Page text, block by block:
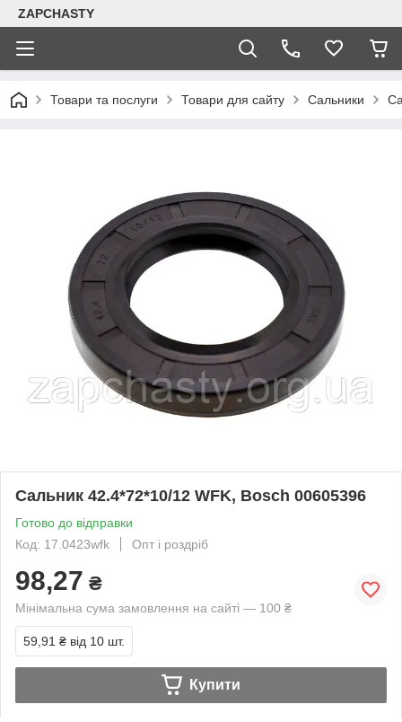
ZAPCHASTY
Товари та послуги Товари для сайту Сальники
Сальник 42.4*72*10/12 WFK, Bosch 00605396
Готово до відправки
Код: 17.0423wfk
Опт і роздріб
98,27 ₴
Мінімальна сума замовлення на сайті — 100 ₴
59,91 ₴ від 10 шт.
Купити